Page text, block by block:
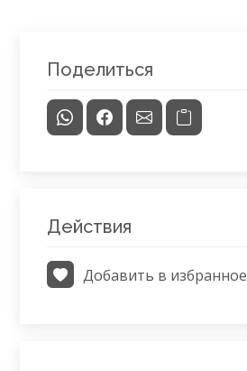
Поделиться
Действия
Добавить в избранное